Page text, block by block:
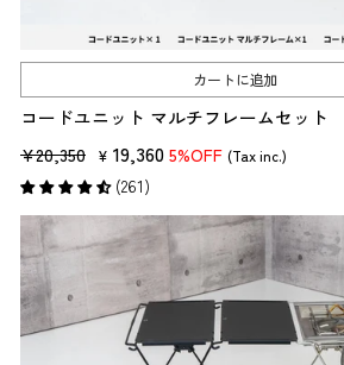
カートに追加
コードユニット マルチフレームセット
販
売
価
¥20,350 セ
ー
ル
価
格
¥ 19,360 5%OFF (Tax inc.)
(261)